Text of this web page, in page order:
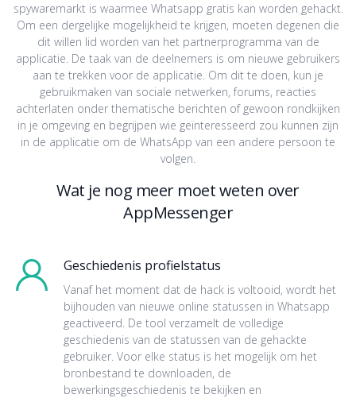
spywaremarkt is waarmee Whatsapp gratis kan worden gehackt.
Om een dergelijke mogelijkheid te krijgen, moeten degenen die
dit willen lid worden van het partnerprogramma van de
applicatie. De taak van de deelnemers is om nieuwe gebruikers
aan te trekken voor de applicatie. Om dit te doen, kun je
gebruikmaken van sociale netwerken, forums, reacties
achterlaten onder thematische berichten of gewoon rondkijken
in je omgeving en begrijpen wie geïnteresseerd zou kunnen zijn
in de applicatie om de WhatsApp van een andere persoon te
volgen.
Wat je nog meer moet weten over
AppMessenger
Geschiedenis profielstatus
Vanaf het moment dat de hack is voltooid, wordt het
bijhouden van nieuwe online statussen in Whatsapp
geactiveerd. De tool verzamelt de volledige
geschiedenis van de statussen van de gehackte
gebruiker. Voor elke status is het mogelijk om het
bronbestand te downloaden, de
bewerkingsgeschiedenis te bekijken en